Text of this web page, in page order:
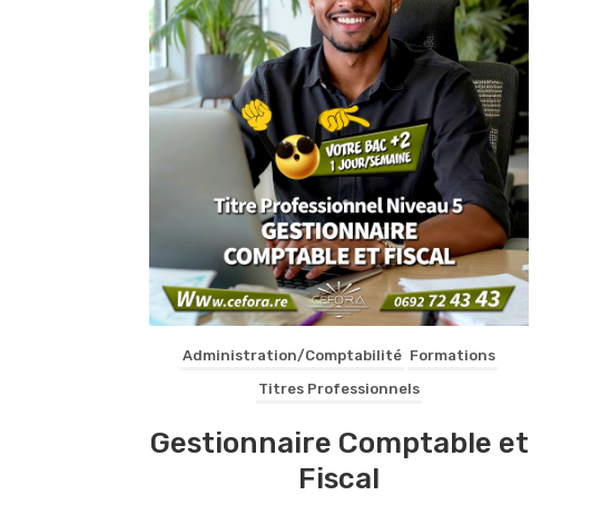
Administration/Comptabilité Formations
Titres Professionnels
Gestionnaire Comptable et
Fiscal